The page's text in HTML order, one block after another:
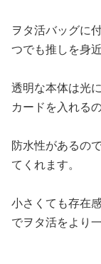
ヲタ活バッグに
つでも推しを身
透明な本体は光
カードを入れる
防水性があるの
てくれます。
小さくても存在
でヲタ活をより